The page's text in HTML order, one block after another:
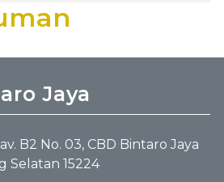
Jaya
B2 No. 03, CBD Bintaro Jaya
Selatan 15224